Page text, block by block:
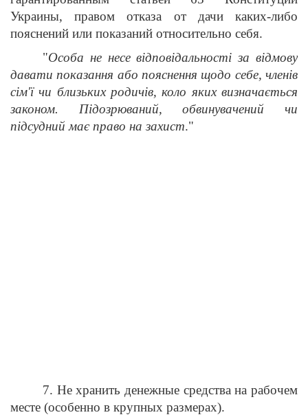
Украины, правом отказа от дачи каких-либо
пояснений или показаний относительно себя.
"Особа не несе відповідальності за відмову
давати показання або пояснення щодо себе, членів
сім'ї чи близьких родичів, коло яких визначається
законом. Підозрюваний, обвинувачений чи
підсудний має право на захист."
7. Не хранить денежные средства на рабочем
месте (особенно в крупных размерах).